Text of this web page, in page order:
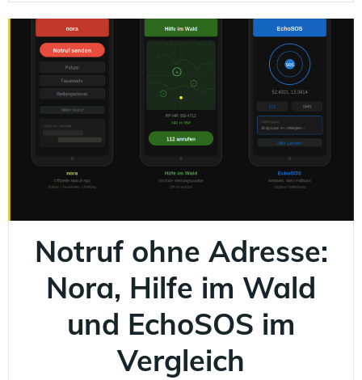
Notruf ohne Adresse:
Nora, Hilfe im Wald
und EchoSOS im
Vergleich